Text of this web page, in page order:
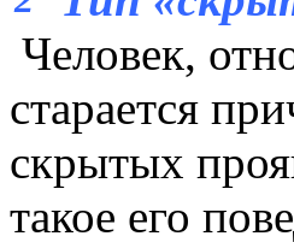
Человек,
старается
скрытых
такое его